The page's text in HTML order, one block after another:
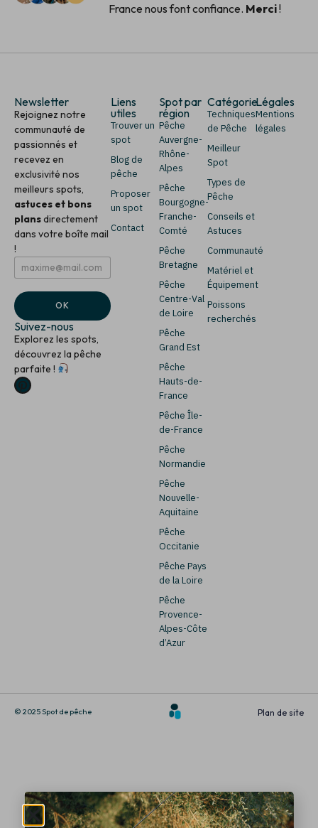
France nous font confiance. Merci!
Newsletter
Rejoignez notre
communauté de
passionnés et
recevez en
exclusivité nos
meilleurs spots,
astuces et bons
plansdirectement
dans votre boîte mail
!
E
m
i
l
*
E
m
i
l
*
OK
Suivez-nous
Explorez les spots,
découvrez la pêche
parfaite !
Liens
utiles
Trouver un
spot
Blog de
pêche
Proposer
un spot
Contact
Spot par
région
Pêche
Auvergne-
Rhône-
Alpes
Pêche
Bourgogne-
Franche-
Comté
Pêche
Bretagne
Pêche
Centre-Val
de Loire
Pêche
Grand Est
Pêche
Hauts-de-
France
Pêche Île-
de-France
Pêche
Normandie
Pêche
Nouvelle-
Aquitaine
Pêche
Occitanie
Pêche Pays
de la Loire
Pêche
Provence-
Alpes-Côte
d’Azur
Catégorie
Techniques
de Pêche
Meilleur
Spot
Types de
Pêche
Conseils et
Astuces
Communauté
Matériel et
Équipement
Poissons
recherchés
Légales
Mentions
légales
© 2025 Spot de pêche Plan de site